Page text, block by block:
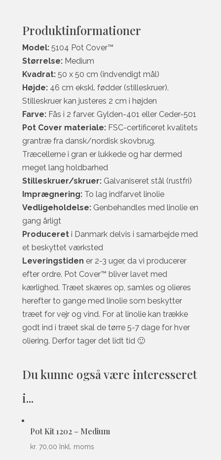
Produktinformationer
Model: 5104 Pot Cover™
Størrelse: Medium
Kvadrat: 50 x 50 cm (indvendigt mål)
Højde: 46 cm ekskl. fødder (stilleskruer).
Stilleskruer kan justeres 2 cm i højden
Farve: Fås i 2 farver. Gylden-401 eller Ceder-501
Pot Cover materiale: FSC-certificeret kvalitets
grantræ fra dansk/nordisk skovbrug.
Træcellerne i gran er lukkede og har dermed
meget lang holdbarhed
Stilleskruer/skruer: Galvaniseret stål (rustfri)
Imprægnering:To lag indfarvet linolie
Vedligeholdelse: Genbehandles med linolie en
gang årligt
Producereti Danmark delvis i samarbejde med
et beskyttet værksted
Leveringstiden er 2-3 uger, da vi producerer
efter ordre. Pot Cover™ bliver lavet med
kærlighed. Træet skæres op, samles og olieres
herefter to gange med linolie som beskytter
træet for vejr og vind. For at linolie kan trække
godt ind i træet skal de tørre 5-7 dage for hver
oliering. Derfor tager det lidt tid 🙂
Du kunne også være interesseret
i...
Pot Kit 1202 – Medium
kr. 70,00 Inkl. moms